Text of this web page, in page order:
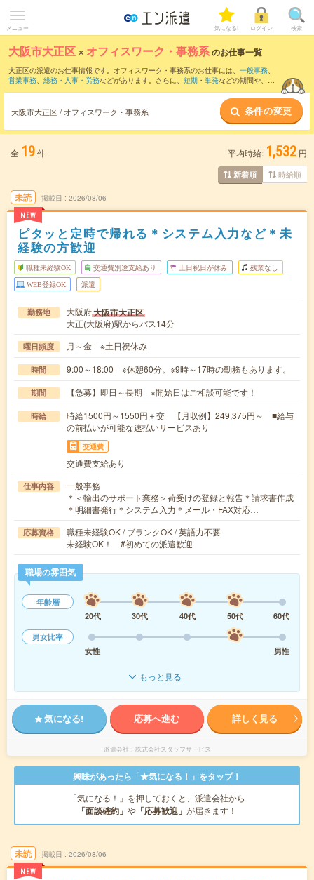
メニュー 気になる! ログイン 検索
大阪市大正区 × オフィスワーク・事務系のお仕事一覧
大正区の派遣のお仕事情報です。オフィスワーク・事務系のお仕事には、 一般事務、
営業事務、 総務・人事・労務などがあります。さらに、 短期 ・ 単発などの期間や、 職
大阪市大正区 / オフィスワーク・事務系 条件の変更
全 19件 平均時給: 1,532 円
新着順 時給順
未読
NEW
掲載日 2026/08/06
ピタッと定時で帰れる＊システム入力など＊未
経験の方歓迎
職種未経験OK 交通費別途支給あり 土日祝日が休み 残業なし
WEB登録OK 派遣
勤務地 大阪府大阪市大正区
大正(大阪府)駅からバス14分
曜日頻度 月～金 ※土日祝休み
時間 9:00～18:00 ※休憩60分。※9時～17時の勤務もあります。
期間 【急募】即日～長期 ※開始日はご相談可能です！
時給
時給1500円～1550円＋交 【月収例】249,375円～ ■給与
の前払いが可能な速払いサービスあり
交通費
交通費支給あり
仕事内容
一般事務
＊＜輸出のサポート業務＞荷受けの登録と報告＊請求書作成
＊明細書発行＊システム入力＊メール・FAX対応…
応募資格
職種未経験OK / ブランクOK / 英語力不要
未経験OK！ #初めての派遣歓迎
職場の雰囲気
年齢層
20代
30代 40代 50代
60代
男女比率
女性
男性
もっと見る
気になる! 応募へ進む 詳しく見る
派遣会社 株式会社スタッフサービス
興味があったら「★気になる！」をタップ！
「気になる！」を押しておくと、派遣会社から
「面談確約」 や 「応募歓迎」 が届きます！
未読
NEW
掲載日 2026/08/06